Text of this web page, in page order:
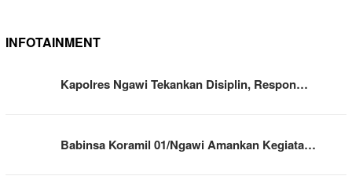
INFOTAINMENT
Kapolres Ngawi Tekankan Disiplin, Respon…
Babinsa Koramil 01/Ngawi Amankan Kegiata…